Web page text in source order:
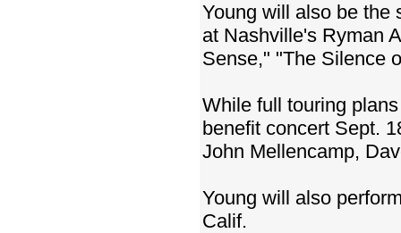
Young will also be the
at Nashville's Ryman
Sense," "The Silence
While full touring
benefit concert Sept.
John Mellencamp,
Young will also
Calif.